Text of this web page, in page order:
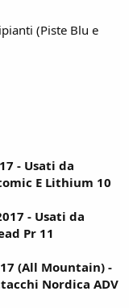
(Piste Blu e
- Usati da
E Lithium 10
- Usati da
Pr 11
(All Mountain) -
Nordica ADV